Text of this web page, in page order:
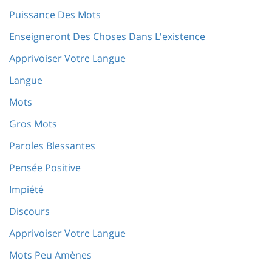
Puissance Des Mots
Enseigneront Des Choses Dans L'existence
Apprivoiser Votre Langue
Langue
Mots
Gros Mots
Paroles Blessantes
Pensée Positive
Impiété
Discours
Apprivoiser Votre Langue
Mots Peu Amènes